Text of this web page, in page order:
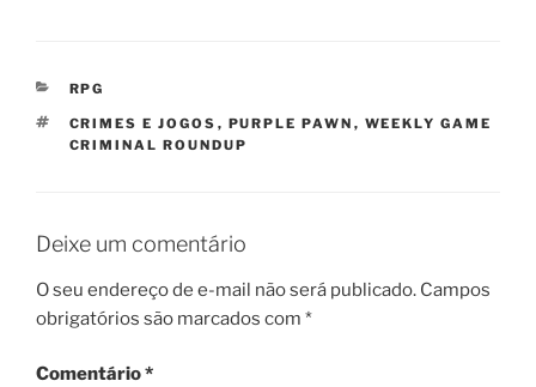
CATEGORIAS
RPG
TAGS
CRIMES E JOGOS , PURPLE PAWN , WEEKLY GAME
CRIMINAL ROUNDUP
Deixe um comentário
O seu endereço de e-mail não será publicado. Campos
obrigatórios são marcados com *
Comentário*